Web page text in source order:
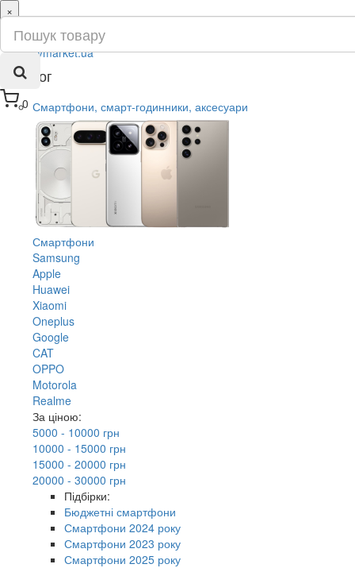
0
×
ru
ua
Каталог
Смартфони, смарт-годинники, аксесуари
Смартфони
Samsung
Apple
Huawei
Xiaomi
Oneplus
Google
CAT
OPPO
Motorola
Realme
За ціною:
5000 - 10000 грн
10000 - 15000 грн
15000 - 20000 грн
20000 - 30000 грн
Підбірки:
Бюджетні смартфони
Смартфони 2024 року
Смартфони 2023 року
Смартфони 2025 року